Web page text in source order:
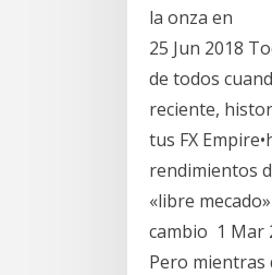
la onza en
25 Jun 2018
de todos
reciente,
tus FX
rendimientos
«libre
cambio 1 Mar
Pero mientras